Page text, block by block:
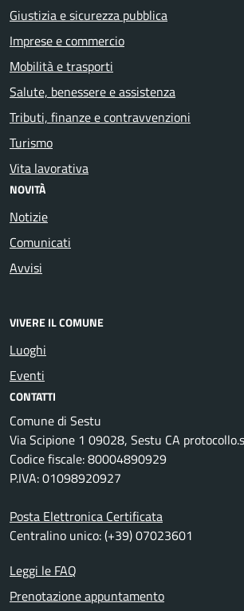
Giustizia e sicurezza pubblica
Imprese e commercio
Mobilità e trasporti
Salute, benessere e assistenza
Tributi, finanze e contravvenzioni
Turismo
Vita lavorativa
NOVITÀ
Notizie
Comunicati
Avvisi
VIVERE IL COMUNE
Luoghi
Eventi
CONTATTI
Comune di Sestu
Via Scipione 1 09028, Sestu CA
Codice fiscale: 80004890929
P.IVA: 01098920927
Posta Elettronica Certificata
Centralino unico: (+39) 07023601
Leggi le FAQ
Prenotazione appuntamento